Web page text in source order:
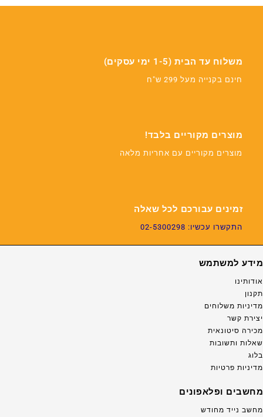
משלוח עד הבית (1-5 ימי עסקים)
חינם בקנייה מעל 299 ש"ח
מוצרים מקוריים בלבד!
מוצרים מקוריים עם אחריות מלאה
זמינים עבורכם לכל שאלה
התקשרו עכשיו: 02-5300298
מידע למשתמש
אודותינו
תקנון
מדיניות משלוחים
יצירת קשר
מכירה סיטונאית
שאלות ותשובות
בלוג
מדיניות פרטיות
מחשבים ופלאפונים
מחשב נייד מחודש